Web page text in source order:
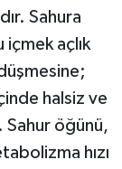
Sahura
içmek açlık
halsiz ve
Sahur öğünü,
hızı